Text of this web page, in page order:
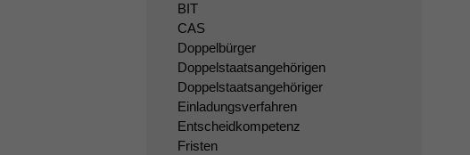
BIT
CAS
Doppelbürger
Doppelstaatsangehörigen
Doppelstaatsangehöriger
Einladungsverfahren
Entscheidkompetenz
Fristen